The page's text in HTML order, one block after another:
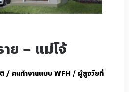
ย – แม่โจ้
ติ / คนทำงานแบบ WFH / ผู้สูงวัยที่